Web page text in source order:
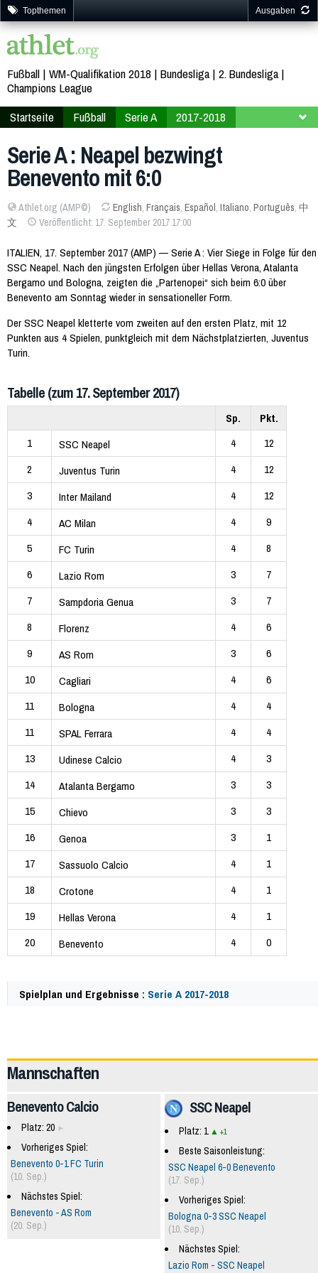
Topthemen Ausgaben
Fußball WM-Qualifikation 2018 Bundesliga 2. Bundesliga
Champions League
Startseite
Fußball Serie A
2017-2018
Serie A : Neapel bezwingt
Benevento mit 6:0
Athlet.org (AMP©) English, Français, Español, Italiano, Português, 中
文
Veröffentlicht: 17. September 2017 17:00
ITALIEN, 17. September 2017 (AMP) — Serie A : Vier Siege in Folge für den
SSC Neapel. Nach den jüngsten Erfolgen über Hellas Verona, Atalanta
Bergamo und Bologna, zeigten die „Partenopei“ sich beim 6:0 über
Benevento am Sonntag wieder in sensationeller Form.
Der SSC Neapel kletterte vom zweiten auf den ersten Platz, mit 12
Punkten aus 4 Spielen, punktgleich mit dem Nächstplatzierten, Juventus
Turin.
Tabelle (zum 17. September 2017)
Sp.
Pkt.
1
SSC Neapel 4
12
2
Juventus Turin 4
12
3
Inter Mailand 4
12
4
AC Milan 4
9
5
FC Turin 4
8
6
Lazio Rom 3
7
7
Sampdoria Genua 3
7
8
Florenz 4
6
9
AS Rom 3
6
10
Cagliari 4
6
11
Bologna 4
4
11
SPAL Ferrara 4
4
13
Udinese Calcio 4
3
14
Atalanta Bergamo 3
3
15
Chievo 3
3
16
Genoa 3
1
17
Sassuolo Calcio 4
1
18
Crotone 4
1
19
Hellas Verona 4
1
20
Benevento 4 0
Spielplan und Ergebnisse : Serie A 2017-2018
Mannschaften
SSC Neapel
Platz: 1 +1
Beste Saisonleistung:
SSC Neapel 6-0 Benevento
(17. Sep.)
Vorheriges Spiel:
Bologna 0-3 SSC Neapel
(10. Sep.)
Nächstes Spiel:
Lazio Rom - SSC Neapel
Benevento Calcio
Platz: 20
Vorheriges Spiel:
Benevento 0-1 FC Turin
(10. Sep.)
Nächstes Spiel:
Benevento - AS Rom
(20. Sep.)